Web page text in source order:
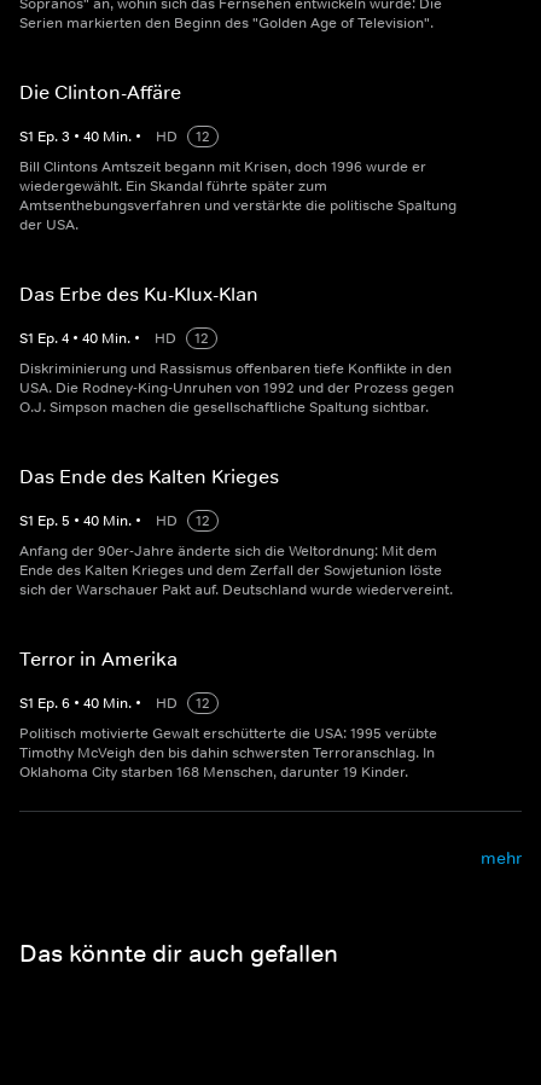
Serien markierten den Beginn des "Golden Age of Television".
Die Clinton-Affäre
S1 Ep.3 • 40 Min. • HD
12
Bill Clintons Amtszeit begann mit Krisen, doch 1996 wurde er
wiedergewählt. Ein Skandal führte später zum
Amtsenthebungsverfahren und verstärkte die politische Spaltung
der USA.
Das Erbe des Ku-Klux-Klan
S1 Ep.4 • 40 Min. • HD
12
Diskriminierung und Rassismus offenbaren tiefe Konflikte in den
USA. Die Rodney-King-Unruhen von 1992 und der Prozess gegen
O.J. Simpson machen die gesellschaftliche Spaltung sichtbar.
Das Ende des Kalten Krieges
S1 Ep.5 • 40 Min. • HD
12
Anfang der 90er-Jahre änderte sich die Weltordnung: Mit dem
Ende des Kalten Krieges und dem Zerfall der Sowjetunion löste
sich der Warschauer Pakt auf. Deutschland wurde wiedervereint.
Terror in Amerika
S1 Ep.6 • 40 Min. • HD
12
Politisch motivierte Gewalt erschütterte die USA: 1995 verübte
Timothy McVeigh den bis dahin schwersten Terroranschlag. In
Oklahoma City starben 168 Menschen, darunter 19 Kinder.
mehr
Das könnte dir auch gefallen